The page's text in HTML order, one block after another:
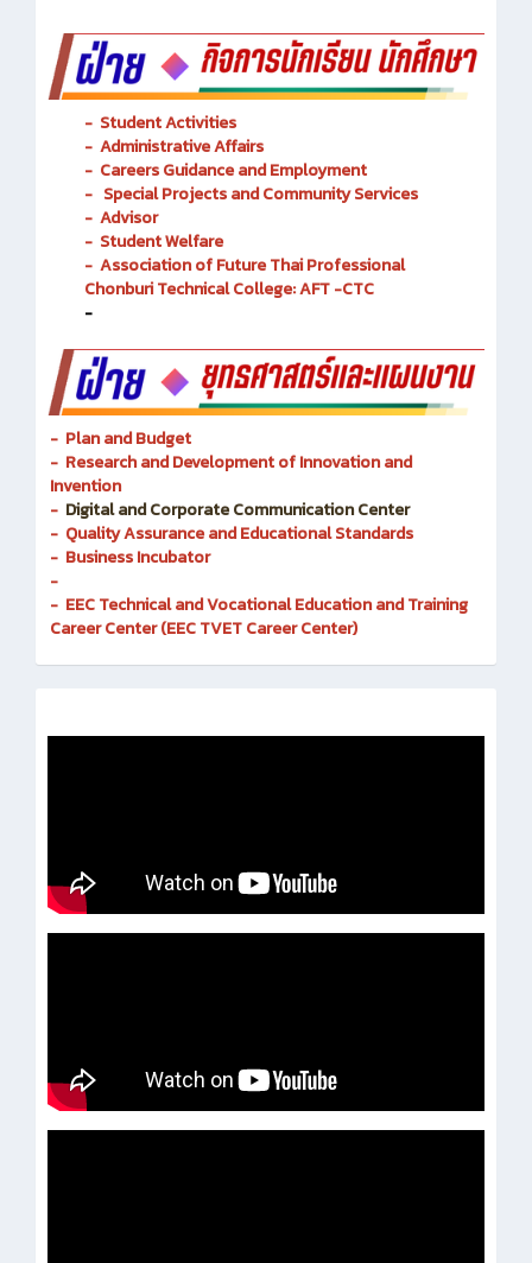
- Student Activities
- Administrative Affairs
- Careers Guidance and Employment
- Special Projects and Community Services
- Advisor
- Student Welfare
- Association of Future Thai Professional
Chonburi Technical College: AFT -CTC
-
- Plan and Budget
- Research and Development of Innovation and
Invention
- Digital and Corporate Communication Center
- Quality Assurance and Educational Standards
- Business Incubator
-
- EEC Technical and Vocational Education and Training
Career Center (EEC TVET Career Center)